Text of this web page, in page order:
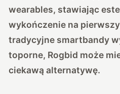
wearables, stawiając
wykończenie na
tradycyjne smartbandy
toporne, Rogbid może
ciekawą alternatywę.